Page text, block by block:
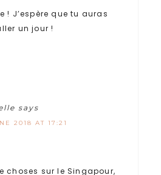
! J’espère que tu auras
un jour !
says
2018 AT 17:21
choses sur le Singapour,